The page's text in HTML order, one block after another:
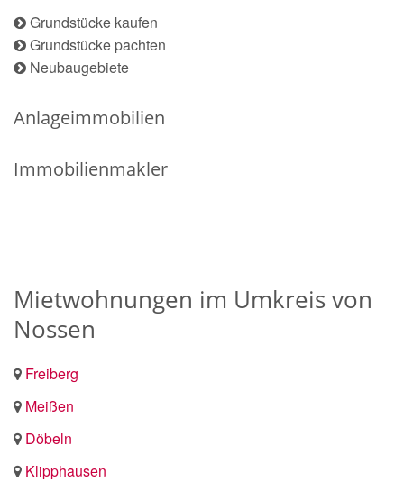
Grundstücke kaufen
Grundstücke pachten
Neubaugebiete
Anlageimmobilien
Immobilienmakler
Mietwohnungen im Umkreis von
Nossen
Freiberg
Meißen
Döbeln
Klipphausen